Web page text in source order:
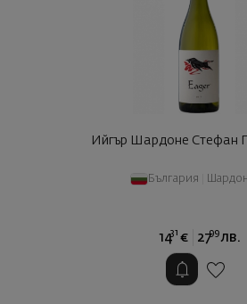
Ийгър Шардоне Стефан
България
1431 € 2799 лв.